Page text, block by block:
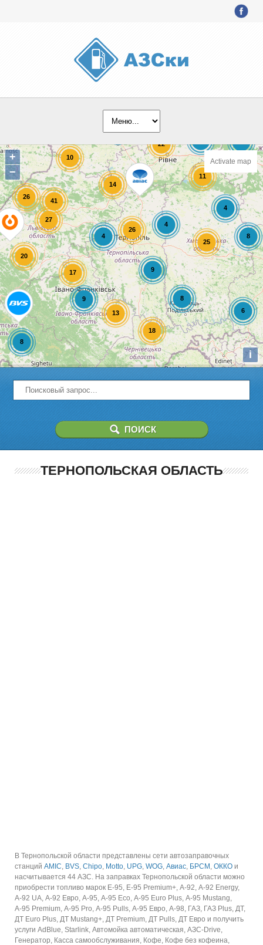
+
−
i
Activate map
ТЕРНОПОЛЬСКАЯ ОБЛАСТЬ
В Тернопольской области представлены сети автозаправочных
станций AMIC, BVS, Chipo, Motto, UPG, WOG, Авиас, БРСМ , ОККО и
насчитывается 44 АЗС. На заправках Тернопольской области можно
приобрести топливо марок E-95, E-95 Premium+, А-92, А-92 Energy,
А-92 UA, А-92 Евро, А-95, А-95 Eco, А-95 Euro Plus, А-95 Mustang,
А-95 Premium, А-95 Pro, А-95 Pulls, А-95 Евро, А-98, ГАЗ, ГАЗ Plus, ДТ,
ДТ Euro Plus, ДТ Mustang+, ДТ Premium, ДТ Pulls, ДТ Евро и получить
услуги AdBlue, Starlink, Автомойка автоматическая, АЗС-Drive,
Генератор, Касса самообслуживания, Кофе, Кофе без кофеина,